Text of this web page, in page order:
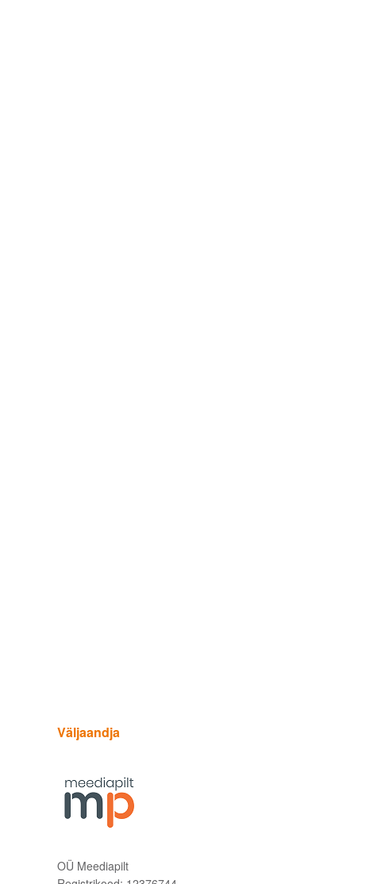
Väljaandja
OÜ Meediapilt